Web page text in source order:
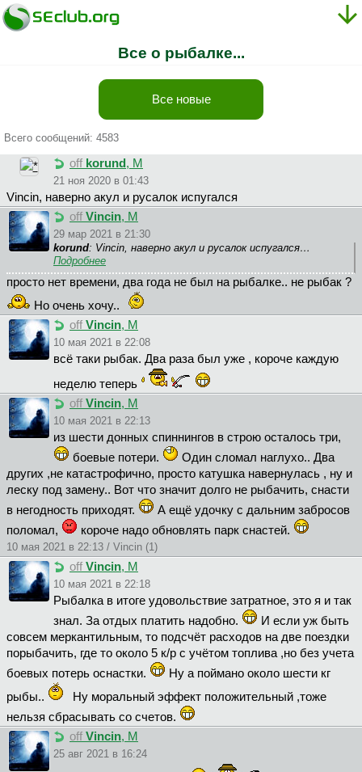
Все о рыбалке...
Все новые
Всего сообщений: 4583
off korund, М
21 ноя 2020 в 01:43
Vincin, наверно акул и русалок испугался
off Vincin, М
29 мар 2021 в 21:30
korund: Vincin, наверно акул и русалок испугался…
Подробнее
просто нет времени, два года не был на рыбалке.. не рыбак ?
Но очень хочу..
off Vincin, М
10 мая 2021 в 22:08
всё таки рыбак. Два раза был уже , короче каждую
неделю теперь
off Vincin, М
10 мая 2021 в 22:13
из шести донных спиннингов в строю осталось три,
боевые потери.
Один сломал наглухо.. Два
других ,не катастрофично, просто катушка навернулась , ну и
леску под замену.. Вот что значит долго не рыбачить, снасти
в негодность приходят.
А ещё удочку с дальним забросов
поломал,
короче надо обновлять парк снастей.
10 мая 2021 в 22:13 / Vincin (1)
off Vincin, М
10 мая 2021 в 22:18
Рыбалка в итоге удовольствие затратное, это я и так
знал. За отдых платить надобно.
И если уж быть
совсем меркантильным, то подсчёт расходов на две поездки
порыбачить, где то около 5 к/р с учётом топлива ,но без учета
боевых потерь оснастки.
Ну а поймано около шести кг
рыбы..
Ну моральный эффект положительный ,тоже
нельзя сбрасывать со счетов.
off Vincin, М
25 авг 2021 в 16:24